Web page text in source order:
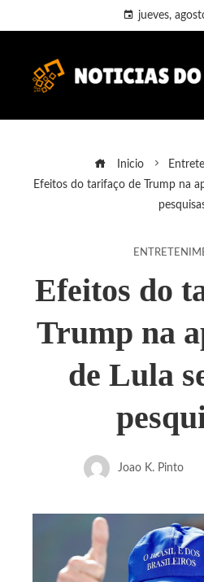
jueves,
Inicio
Efeitos do tarifaço de Trump na
Efeitos do
Trump na
de Lula
Joao K. Pinto